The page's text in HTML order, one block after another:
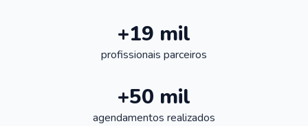
+19 mil
profissionais parceiros
+50 mil
agendamentos realizados